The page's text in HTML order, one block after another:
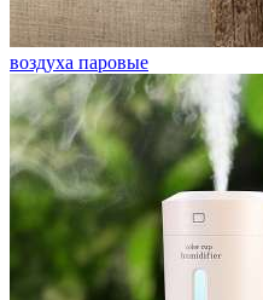
воздуха паровые